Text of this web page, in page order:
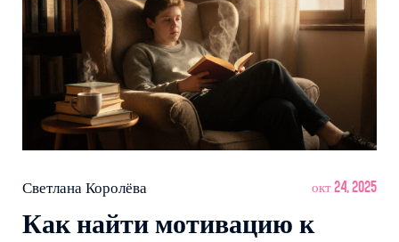
Светлана Королёва окт 24, 2025
Как найти мотивацию к